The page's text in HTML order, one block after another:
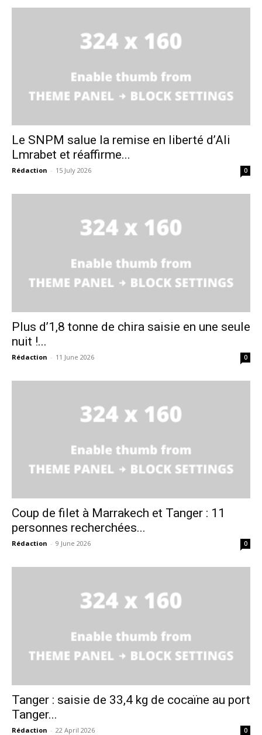
Le SNPM salue la remise en liberté d’Ali
Lmrabet et réaffirme...
Rédaction - 15 July 2026 0
Plus d’1,8 tonne de chira saisie en une seule
nuit !...
Rédaction - 11 June 2026 0
Coup de filet à Marrakech et Tanger : 11
personnes recherchées...
Rédaction - 9 June 2026 0
Tanger : saisie de 33,4 kg de cocaïne au port
Tanger...
Rédaction - 22 April 2026 0